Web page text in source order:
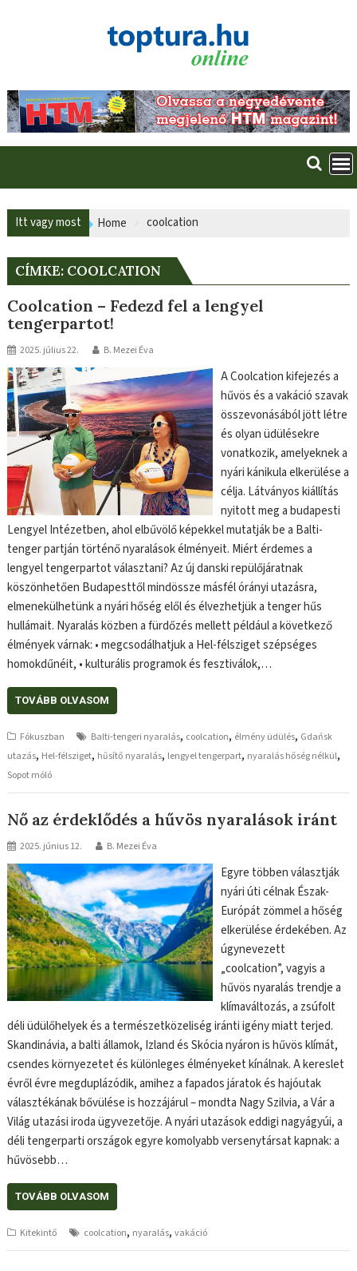
Itt vagy most Home coolcation
CÍMKE: COOLCATION
Coolcation – Fedezd fel a lengyel
tengerpartot!
2025. július 22. B. Mezei Éva
A Coolcation kifejezés a
hűvös és a vakáció szavak
összevonásából jött létre
és olyan üdülésekre
vonatkozik, amelyeknek a
nyári kánikula elkerülése a
célja. Látványos kiállítás
nyitott meg a budapesti
Lengyel Intézetben, ahol elbűvölő képekkel mutatják be a Balti-
tenger partján történő nyaralások élményeit. Miért érdemes a
lengyel tengerpartot választani? Az új danski repülőjáratnak
köszönhetően Budapesttől mindössze másfél órányi utazásra,
elmenekülhetünk a nyári hőség elől és élvezhetjük a tenger hűs
hullámait. Nyaralás közben a fürdőzés mellett például a következő
élmények várnak: • megcsodálhatjuk a Hel-félsziget szépséges
homokdűnéit, • kulturális programok és fesztiválok,…
TOVÁBB OLVASOM
Fókuszban Balti-tengeri nyaralás, coolcation, élmény üdülés, Gdańsk
utazás, Hel-félsziget, hűsítő nyaralás, lengyel tengerpart, nyaralás hőség nélkül,
Sopot móló
Nő az érdeklődés a hűvös nyaralások iránt
2025. június 12. B. Mezei Éva
Egyre többen választják
nyári úti célnak Észak-
Európát zömmel a hőség
elkerülése érdekében. Az
úgynevezett
„coolcation”, vagyis a
hűvös nyaralás trendje a
klímaváltozás, a zsúfolt
déli üdülőhelyek és a természetközeliség iránti igény miatt terjed.
Skandinávia, a balti államok, Izland és Skócia nyáron is hűvös klímát,
csendes környezetet és különleges élményeket kínálnak. A kereslet
évről évre megduplázódik, amihez a fapados járatok és hajóutak
választékának bővülése is hozzájárul – mondta Nagy Szilvia, a Vár a
Világ utazási iroda ügyvezetője. A nyári utazások eddigi nagyágyúi, a
déli tengerparti országok egyre komolyabb versenytársat kapnak: a
hűvösebb…
TOVÁBB OLVASOM
Kitekintő coolcation, nyaralás,vakáció